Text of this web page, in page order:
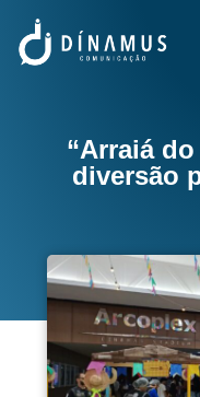
“Arraiá
diversão